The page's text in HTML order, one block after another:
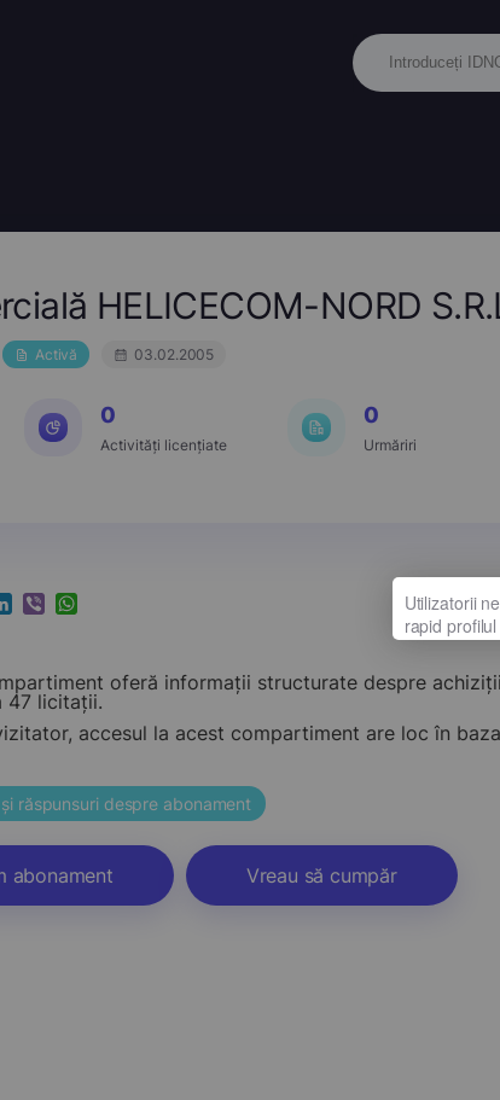
HELICECOM-NORD
Activă 03.02.2005
0
Activități licențiate
0
Urmăriri
ViberWhatsApp
oferă informații structurate despre
47 licitații.
accesul la acest compartiment are loc în
răspunsuri despre abonament
abonament Vreau să cumpăr